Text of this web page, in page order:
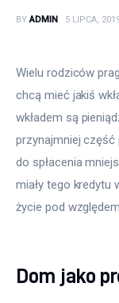
Kuchnia
Salon
Sypialnia
Budowa
BY ADMIN 5 LIPCA,
Wielu rodziców
chcą mieć jakiś
wkładem są
przynajmniej część
do spłacenia
miały tego kredytu
życie pod
Dom jako